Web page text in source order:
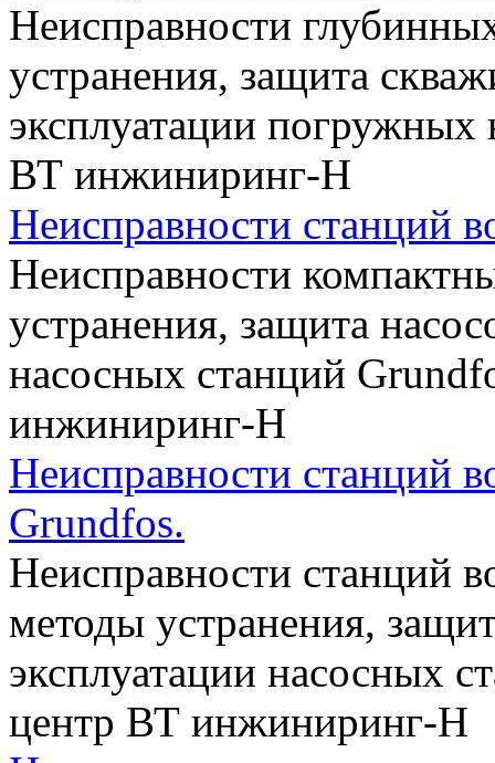
Неисправности
устранения, защита
эксплуатации
ВТ инжиниринг-Н
Неисправности станций
Неисправности
устранения, защита
насосных станций
инжиниринг-Н
Неисправности станций
Grundfos.
Неисправности станций
методы устранения,
эксплуатации насосных
центр ВТ инжиниринг-Н